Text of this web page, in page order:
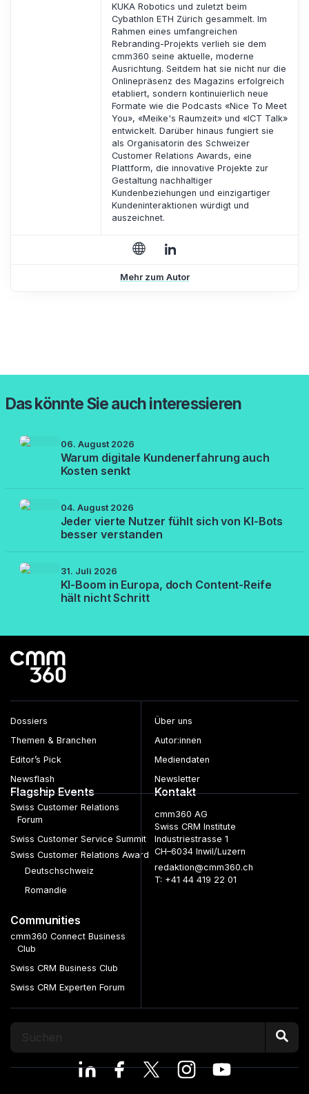
KUKA Robotics und zuletzt beim
Cybathlon ETH Zürich gesammelt. Im
Rahmen eines umfangreichen
Rebranding-Projekts verlieh sie dem
cmm360 seine aktuelle, moderne
Ausrichtung. Seitdem hat sie nicht nur die
Onlinepräsenz des Magazins erfolgreich
etabliert, sondern kontinuierlich neue
Formate wie die Podcasts «Nice To Meet
You», «Meike's Raumzeit» und «ICT Talk»
entwickelt. Darüber hinaus fungiert sie
als Organisatorin des Schweizer
Customer Relations Awards, eine
Plattform, die innovative Projekte zur
Gestaltung nachhaltiger
Kundenbeziehungen und einzigartiger
Kundeninteraktionen würdigt und
auszeichnet.
Mehr zum Autor
Das könnte Sie auch interessieren
06. August 2026
Warum digitale Kundenerfahrung auch
Kosten senkt
04. August 2026
Jeder vierte Nutzer fühlt sich von KI-Bots
besser verstanden
31. Juli 2026
KI-Boom in Europa, doch Content-Reife
hält nicht Schritt
Dossiers
Themen & Branchen
Editor’s Pick
Newsflash
Über uns
Autor:innen
Mediendaten
Newsletter
Flagship Events
Swiss Customer Relations
Forum
Swiss Customer Service Summit
Swiss Customer Relations Award
Deutschschweiz
Romandie
Communities
cmm360 Connect Business
Club
Swiss CRM Business Club
Swiss CRM Experten Forum
Kontakt
cmm360 AG
Swiss CRM Institute
Industriestrasse 1
CH–6034 Inwil/Luzern
redaktion@cmm360.ch
T: +41 44 419 22 01